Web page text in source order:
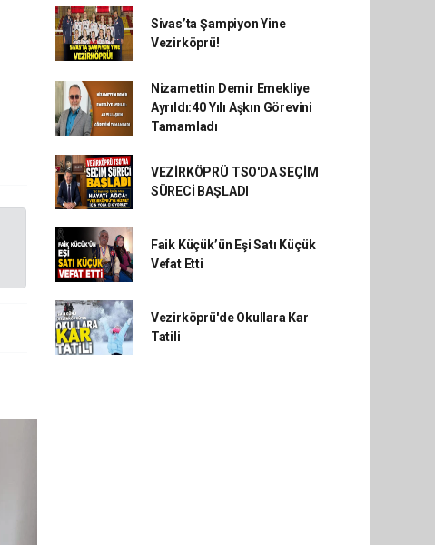
Sivas’ta Şampiyon Yine
Vezirköprü!
Nizamettin Demir Emekliye
Ayrıldı:40 Yılı Aşkın Görevini
Tamamladı
VEZİRKÖPRÜ TSO'DA SEÇİM
SÜRECİ BAŞLADI
Faik Küçük’ün Eşi Satı Küçük
Vefat Etti
Vezirköprü'de Okullara Kar
Tatili